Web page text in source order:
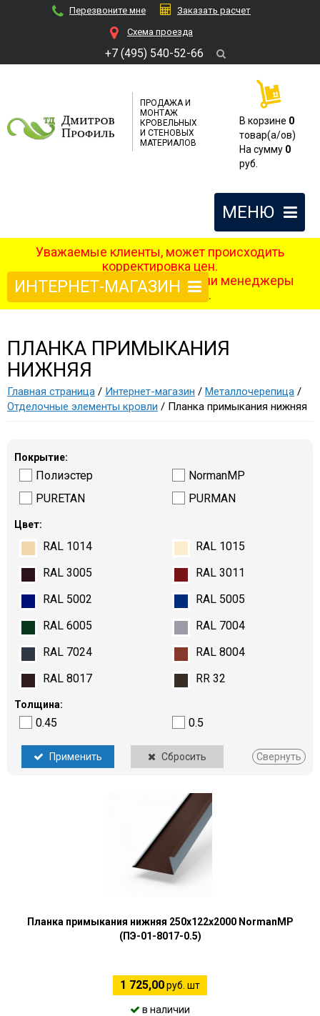
Перезвоните мне
Заказать расчет
Cхема проезда
+7 (495) 540-52-66
ПРОДАЖА И
МОНТАЖ
КРОВЕЛЬНЫХ
И СТЕНОВЫХ
МАТЕРИАЛОВ
В корзине 0
товар(a/ов)
На сумму 0
руб.
МЕНЮ
Уважаемые клиенты, может происходить
корректировка цен.
После оформления заказа наши менеджеры
свяжутся с вами.
ИНТЕРНЕТ-МАГАЗИН
ПЛАНКА ПРИМЫКАНИЯ
НИЖНЯЯ
Главная страница / Интернет-магазин / Металлочерепица /
Отделочные элементы кровли / Планка примыкания нижняя
Покрытие:
Полиэстер
NormanMP
PURETAN
PURMAN
Цвет:
RAL 1014
RAL 1015
RAL 3005
RAL 3011
RAL 5002
RAL 5005
RAL 6005
RAL 7004
RAL 7024
RAL 8004
RAL 8017
RR 32
Толщина:
0.45 0.5
Применить Сбросить Свернуть
Планка примыкания нижняя 250х122х2000 NormanMP
(ПЭ-01-8017-0.5)
1 725,00руб. шт
в наличии